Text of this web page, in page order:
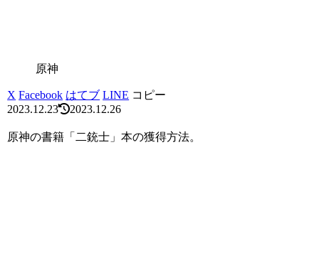
原神
X Facebook はてブ LINE コピー
2023.12.23
2023.12.26
原神の書籍「二銃士」本の獲得方法。